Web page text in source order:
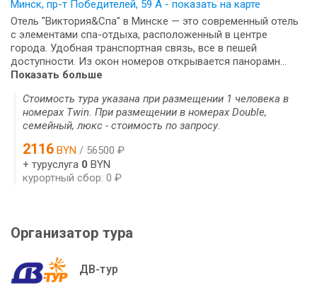
Минск, пр-т Победителей, 59 А - показать на карте
Отель "Виктория&Спа" в Минске — это современный отель
с элементами спа-отдыха, расположенный в центре
города. Удобная транспортная связь, все в пешей
доступности. Из окон номеров открывается панорамн...
Показать больше
Стоимость тура указана при размещении 1 человека в
номерах Twin. При размещении в номерах Double,
семейный, люкс - стоимость по запросу.
2116 BYN / 56500 ₽
+ туруслуга 0 BYN
курортный сбор: 0 ₽
Организатор тура
ДВ-тур